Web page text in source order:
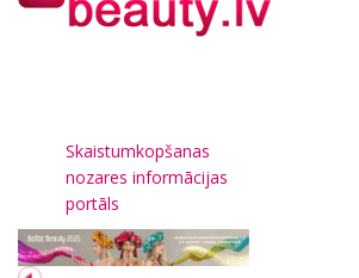
Skaistumkopšanas
nozares informācijas
portāls